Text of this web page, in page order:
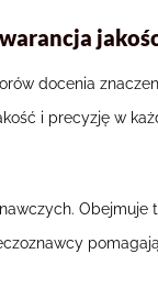
docenia
i precyzję w